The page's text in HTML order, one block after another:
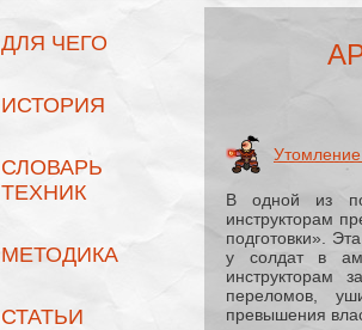
ДЛЯ ЧЕГО
ИСТОРИЯ
СЛОВАРЬ
ТЕХНИК
МЕТОДИКА
СТАТЬИ
В одной из
инструкторам
подготовки».
у солдат в
инструкторам
переломов,
превышения